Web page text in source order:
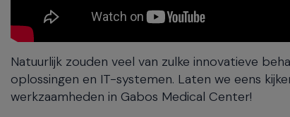
Natuurlijk zouden veel van zulke innovatieve
oplossingen en IT-systemen. Laten we eens
werkzaamheden in Gabos Medical Center!